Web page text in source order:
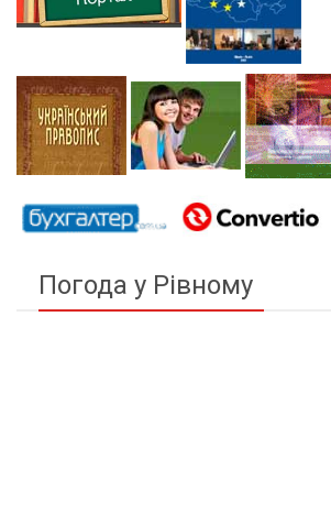
Погода у Рівному